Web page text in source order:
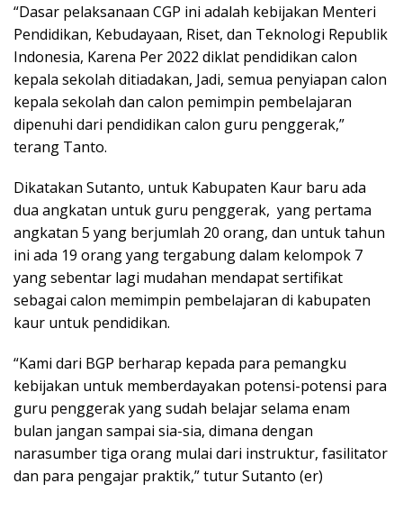
“Dasar pelaksanaan CGP ini adalah kebijakan Menteri
Pendidikan, Kebudayaan, Riset, dan Teknologi Republik
Indonesia, Karena Per 2022 diklat pendidikan calon
kepala sekolah ditiadakan, Jadi, semua penyiapan calon
kepala sekolah dan calon pemimpin pembelajaran
dipenuhi dari pendidikan calon guru penggerak,”
terang Tanto.
Dikatakan Sutanto, untuk Kabupaten Kaur baru ada
dua angkatan untuk guru penggerak, yang pertama
angkatan 5 yang berjumlah 20 orang, dan untuk tahun
ini ada 19 orang yang tergabung dalam kelompok 7
yang sebentar lagi mudahan mendapat sertifikat
sebagai calon memimpin pembelajaran di kabupaten
kaur untuk pendidikan.
“Kami dari BGP berharap kepada para pemangku
kebijakan untuk memberdayakan potensi-potensi para
guru penggerak yang sudah belajar selama enam
bulan jangan sampai sia-sia, dimana dengan
narasumber tiga orang mulai dari instruktur, fasilitator
dan para pengajar praktik,” tutur Sutanto (er)